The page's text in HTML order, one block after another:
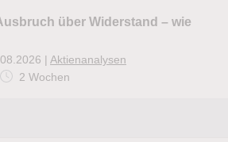
über Widerstand – wie
| Aktienanalysen
2 Wochen